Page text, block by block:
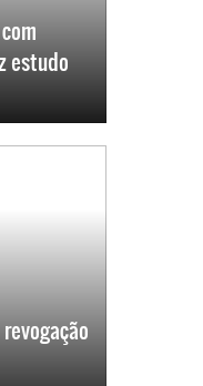
estudo